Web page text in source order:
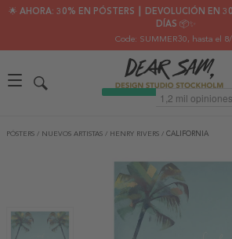
🌟 AHORA: 30% EN PÓSTERS ┃ DEVOLUCIÓN EN
DÍAS 📦✨
Code: SUMMER30, hasta el
PÓSTERS / NUEVOS ARTISTAS / HENRY RIVERS / CALIFORNIA